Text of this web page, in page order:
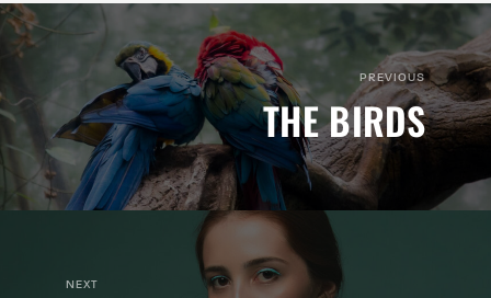
PREVIOUS
THE BIRDS
NEXT